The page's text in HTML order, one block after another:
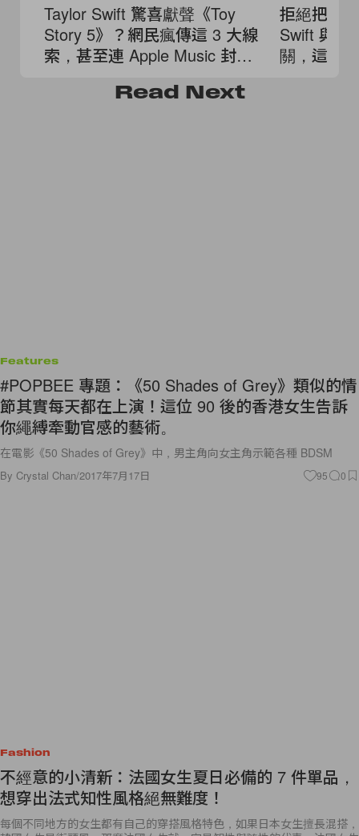
Taylor Swift 驚喜獻聲《Toy
Story 5》？網民瘋傳這 3 大線
索，甚至連 Apple Music 封面
拒絕把婚
Swift 與
關，這 3
Read Next
Features
#POPBEE 專題：《50 Shades of Grey》類似的情
節其實每天都在上演！這位 90 後的香港女生告訴
你繩縛牽動官感的藝術。
在電影《50 Shades of Grey》中，男主角向女主角示範各種 BDSM
By Crystal Chan/2017年7月17日 95 0
Fashion
不經意的小清新：法國女生夏日必備的 7 件單品，
想穿出法式知性風格絕無難度！
每個不同地方的女生都有自己的穿搭風格特色，如果日本女生擅長混搭，